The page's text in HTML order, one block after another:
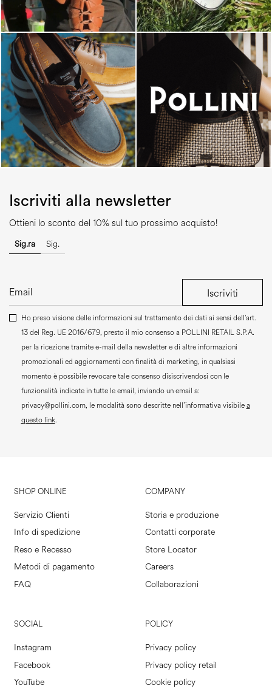
Iscriviti alla newsletter
Ottieni lo sconto del 10% sul tuo prossimo acquisto!
Sig.ra Sig.
Iscriviti
Ho preso visione delle informazioni sul trattamento dei dati ai sensi dell’art.
13 del Reg. UE 2016/679, presto il mio consenso a POLLINI RETAIL S.P.A.
per la ricezione tramite e-mail della newsletter e di altre informazioni
promozionali ed aggiornamenti con finalità di marketing, in qualsiasi
momento è possibile revocare tale consenso disiscrivendosi con le
funzionalità indicate in tutte le email, inviando un email a:
privacy@pollini.com, le modalità sono descritte nell’informativa visibilea
questo link.
SHOP ONLINE
Servizio Clienti
Info di spedizione
Reso e Recesso
Metodi di pagamento
FAQ
COMPANY
Storia e produzione
Contatti corporate
Store Locator
Careers
Collaborazioni
SOCIAL
Instagram
Facebook
YouTube
POLICY
Privacy policy
Privacy policy retail
Cookie policy